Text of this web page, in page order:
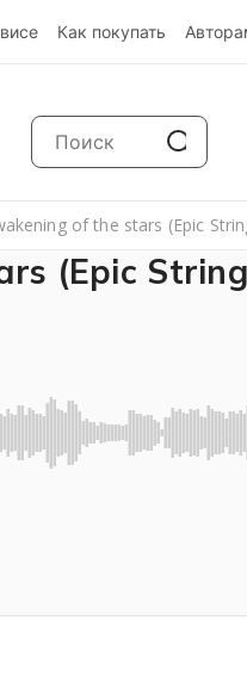
Как покупать
of the stars (Epic
(Epic